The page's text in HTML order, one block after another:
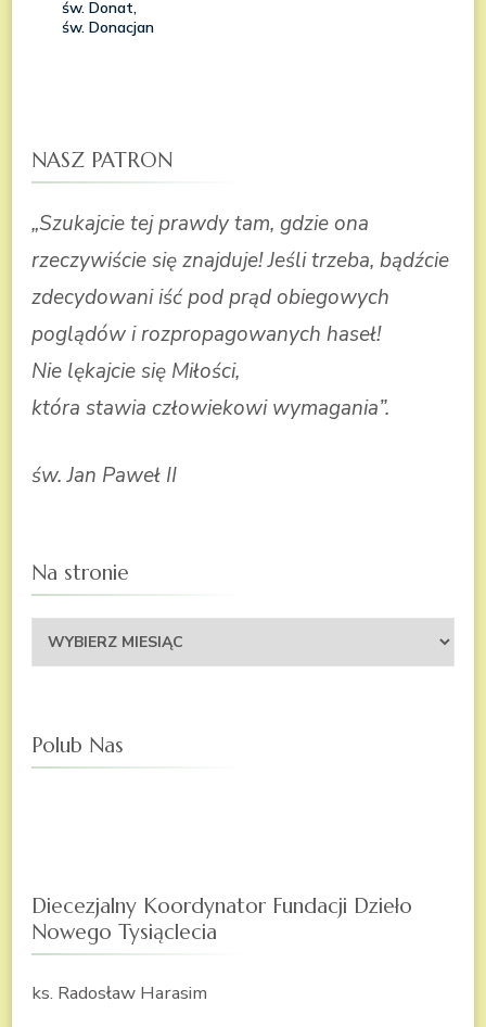
NASZ PATRON
„Szukajcie tej prawdy tam, gdzie ona
rzeczywiście się znajduje! Jeśli trzeba, bądźcie
zdecydowani iść pod prąd obiegowych
poglądów i rozpropagowanych haseł!
Nie lękajcie się Miłości,
która stawia człowiekowi wymagania”.
św. Jan Paweł II
Na stronie
Na
stronie
Polub Nas
Diecezjalny Koordynator Fundacji Dzieło
Nowego Tysiąclecia
ks. Radosław Harasim